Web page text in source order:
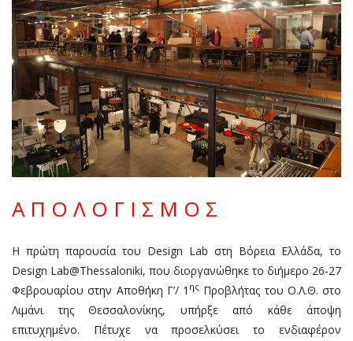
Α Π Ο Λ Ο Γ Ι Σ Μ Ο Σ
Η πρώτη παρουσία του Design Lab στη Βόρεια Ελλάδα, το
Design Lab@Thessaloniki, που διοργανώθηκε το διήμερο 26-27
Φεβρουαρίου στην Αποθήκη Γ’/ 1 ης Προβλήτας του Ο.Λ.Θ. στο
Λιμάνι της Θεσσαλονίκης, υπήρξε από κάθε άποψη
επιτυχημένο. Πέτυχε να προσελκύσει το ενδιαφέρον